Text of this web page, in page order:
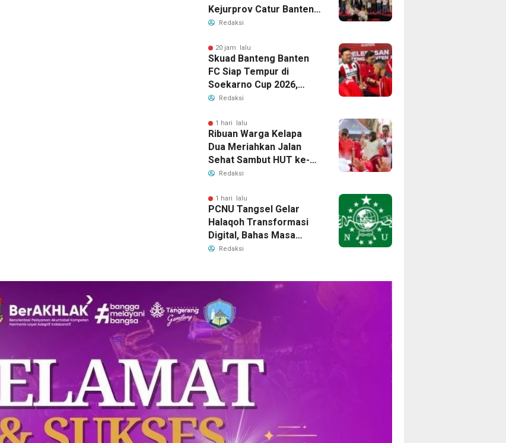
Kejurprov Catur Banten
2026, Raih 24 Medali
Redaksi
20 jam lalu
Skuad Banteng Banten
FC Siap Tempur di
Soekarno Cup 2026,
Bawa Misi Harumkan
Redaksi
1 hari lalu
Ribuan Warga Kelapa
Dua Meriahkan Jalan
Sehat Sambut HUT ke-81
RI
Redaksi
1 hari lalu
PCNU Tangsel Gelar
Halaqoh Transformasi
Digital, Bahas Masa
Depan NU di Era Disrupsi
Redaksi